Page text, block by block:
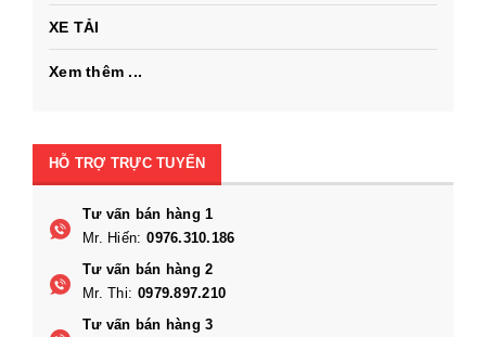
XE TẢI
Xem thêm ...
HỖ TRỢ TRỰC TUYẾN
Tư vấn bán hàng 1
Mr. Hiến: 0976.310.186
Tư vấn bán hàng 2
Mr. Thi: 0979.897.210
Tư vấn bán hàng 3